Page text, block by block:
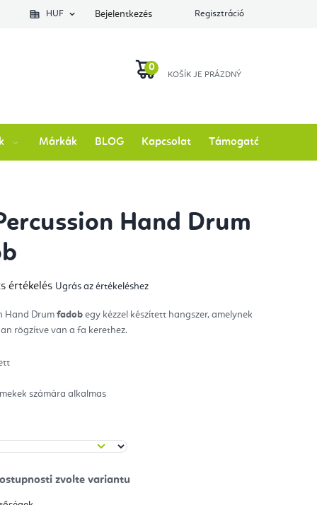
állapotátHUF Bejelentkezés Regisztráció
Márkák BLOG Kapcsolat Támogatás
Hand Drum
értékelés Ugrás az értékeléshez
Hand Drumfadob egy kézzel készített hangszer, amelynek
rögzítve van a fa kerethez.
számára alkalmas